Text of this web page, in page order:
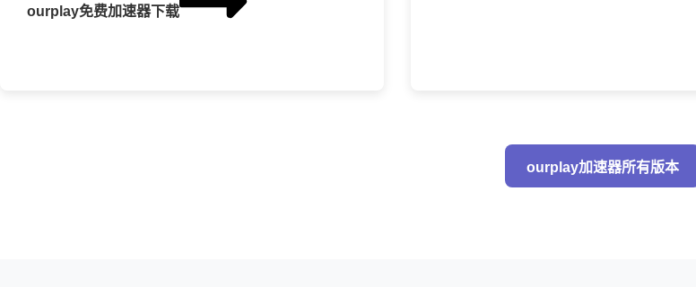
ourplay免费加速器下载
ourplay加速器所有版本